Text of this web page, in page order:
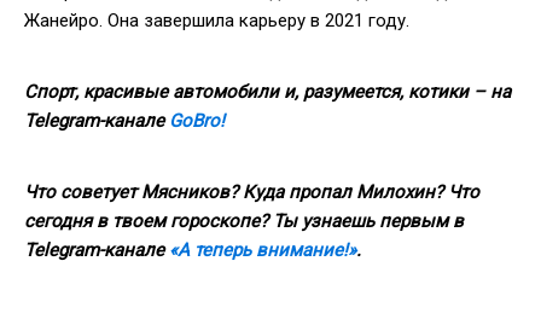
Жанейро. Она завершила карьеру в 2021 году.
Спорт, красивые автомобили и, разумеется, котики – на
Telegram-канале GoBro!
Что советует Мясников? Куда пропал Милохин? Что
сегодня в твоем гороскопе? Ты узнаешь первым в
Telegram-канале«А теперь внимание!».